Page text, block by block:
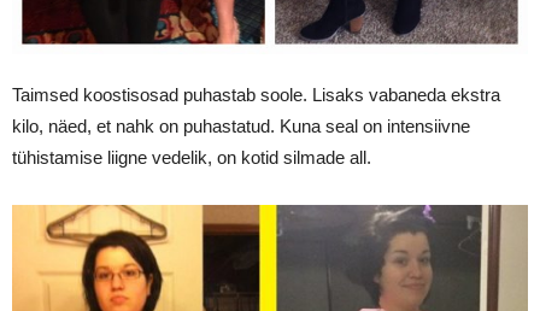
Taimsed koostisosad puhastab soole. Lisaks vabaneda ekstra
kilo, näed, et nahk on puhastatud. Kuna seal on intensiivne
tühistamise liigne vedelik, on kotid silmade all.